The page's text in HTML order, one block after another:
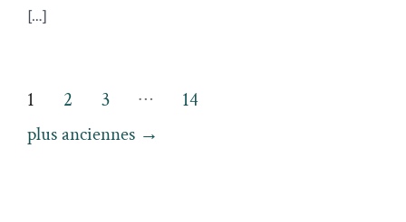
[…]
Pagination
des
1 2 3 …
14
plus anciennes→